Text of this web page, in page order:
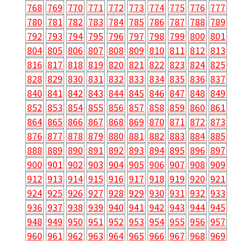
768 769 770 771 772 773 774 775 776 777
780 781 782 783 784 785 786 787 788 789
792 793 794 795 796 797 798 799 800 801
804 805 806 807 808 809 810 811 812 813
816 817 818 819 820 821 822 823 824 825
828 829 830 831 832 833 834 835 836 837
840 841 842 843 844 845 846 847 848 849
852 853 854 855 856 857 858 859 860 861
864 865 866 867 868 869 870 871 872 873
876 877 878 879 880 881 882 883 884 885
888 889 890 891 892 893 894 895 896 897
900 901 902 903 904 905 906 907 908 909
912 913 914 915 916 917 918 919 920 921
924 925 926 927 928 929 930 931 932 933
936 937 938 939 940 941 942 943 944 945
948 949 950 951 952 953 954 955 956 957
960 961 962 963 964 965 966 967 968 969